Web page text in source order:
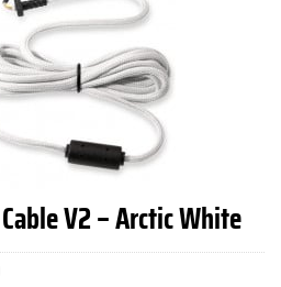
V2 – Arctic White